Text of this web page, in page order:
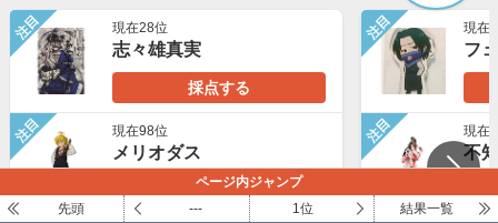
注目 現在28位
志々雄真実
採点する
注目 現在98位
メリオダス
採点する
注目 現在
フ
注目 現在
不
ページ内ジャンプ
先頭
--- 1位 結果一覧